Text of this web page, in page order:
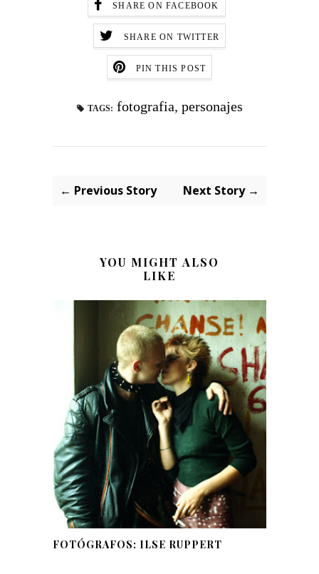
SHARE ON FACEBOOK
SHARE ON TWITTER
PIN THIS POST
TAGS: fotografia, personajes
← Previous Story Next Story →
YOU MIGHT ALSO
LIKE
FOTÓGRAFOS: ILSE RUPPERT